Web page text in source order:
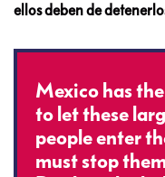
ellos deben de
Mexico has
to let these
people enter
must stop